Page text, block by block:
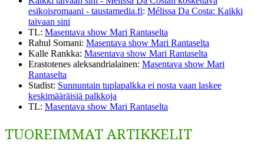
esikoisromaani - taustamedia.fi: Mélissa Da Costa: Kaikki
taivaan sini
TL: Masentava show Mari Rantaselta
Rahul Somani: Masentava show Mari Rantaselta
Kalle Rankka: Masentava show Mari Rantaselta
Erastotenes aleksandrialainen: Masentava show Mari
Rantaselta
Stadist: Sunnuntain tuplapalkka ei nosta vaan laskee
keskimääräisiä palkkoja
TL: Masentava show Mari Rantaselta
TUOREIMMAT ARTIKKELIT